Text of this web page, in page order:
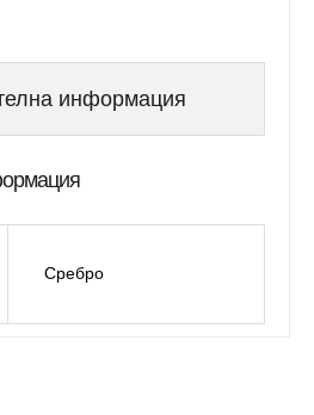
информация
Сребро